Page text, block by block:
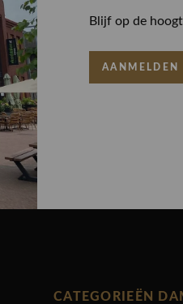
Blijf op de
AANMELDEN
CATEGORIEËN